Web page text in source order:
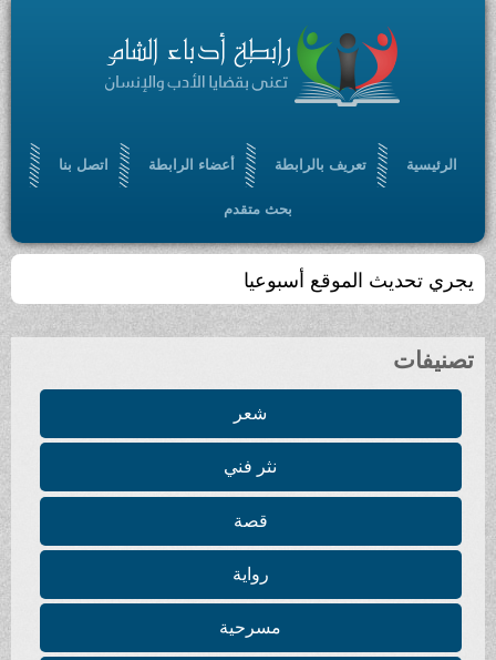
الرئيسية تعريف بالرابطة أعضاء الرابطة اتصل بنا
بحث متقدم
يجري تحديث الموقع أسبوعيا
تصنيفات
شعر
نثر فني
قصة
رواية
مسرحية